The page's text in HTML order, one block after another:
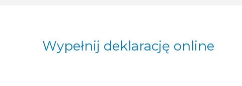
Wypełnij deklarację online